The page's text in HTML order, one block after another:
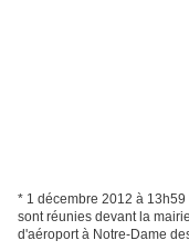
* 1 décembre 2012 à
sont réunies devant la
d'aéroport à Notre-Dame